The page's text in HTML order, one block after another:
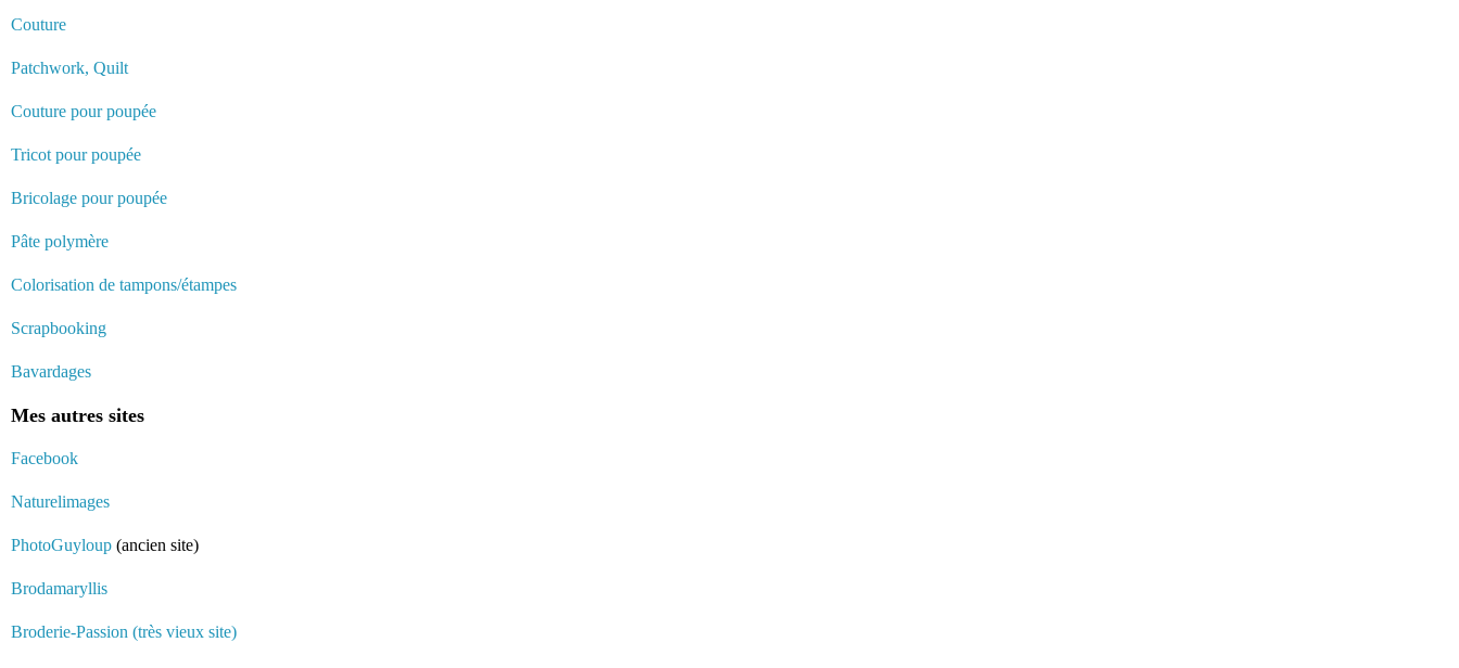
Couture
Patchwork, Quilt
Couture pour poupée
Tricot pour poupée
Bricolage pour poupée
Pâte polymère
Colorisation de tampons/étampes
Scrapbooking
Bavardages
Mes autres sites
Facebook
Naturelimages
PhotoGuyloup (ancien site)
Brodamaryllis
Broderie-Passion (très vieux site)